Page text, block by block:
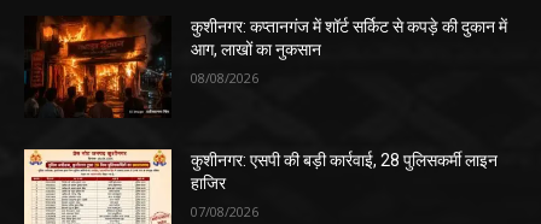
कुशीनगर: कप्तानगंज में शॉर्ट सर्किट से कपड़े की दुकान में
आग, लाखों का नुकसान
08/08/2026
कुशीनगर: एसपी की बड़ी कार्रवाई, 28 पुलिसकर्मी लाइन
हाजिर
07/08/2026